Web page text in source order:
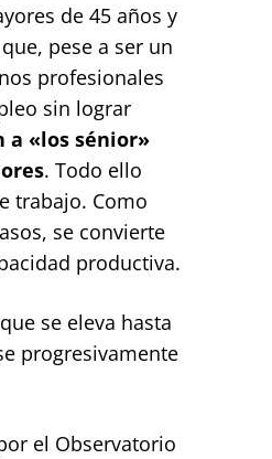
de 45 años y
pese a ser un
profesionales
sin lograr
a «los sénior»
. Todo ello
trabajo. Como
se convierte
productiva.
se eleva hasta
progresivamente
el Observatorio